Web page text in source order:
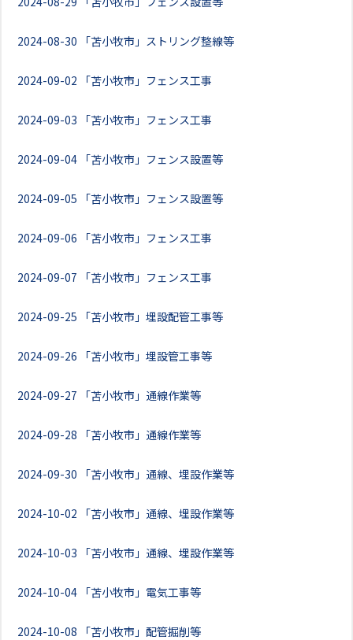
2024-08-30 「苫小牧市」ストリング整線等
2024-09-02 「苫小牧市」フェンス工事
2024-09-03 「苫小牧市」フェンス工事
2024-09-04 「苫小牧市」フェンス設置等
2024-09-05 「苫小牧市」フェンス設置等
2024-09-06 「苫小牧市」フェンス工事
2024-09-07 「苫小牧市」フェンス工事
2024-09-25 「苫小牧市」埋設配管工事等
2024-09-26 「苫小牧市」埋設管工事等
2024-09-27 「苫小牧市」通線作業等
2024-09-28 「苫小牧市」通線作業等
2024-09-30 「苫小牧市」通線、埋設作業等
2024-10-02 「苫小牧市」通線、埋設作業等
2024-10-03 「苫小牧市」通線、埋設作業等
2024-10-04 「苫小牧市」電気工事等
2024-10-08 「苫小牧市」配管掘削等